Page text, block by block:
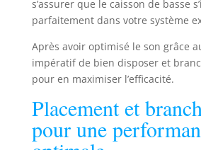
s’assurer que le caisson de basse
parfaitement dans votre système
Après avoir optimisé le son grâce
impératif de bien disposer et
pour en maximiser l’efficacité.
Placement et
pour une